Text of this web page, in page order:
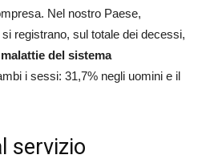
Nel nostro Paese,
registrano, sul totale dei decessi,
del sistema
i sessi: 31,7% negli uomini e il
servizio